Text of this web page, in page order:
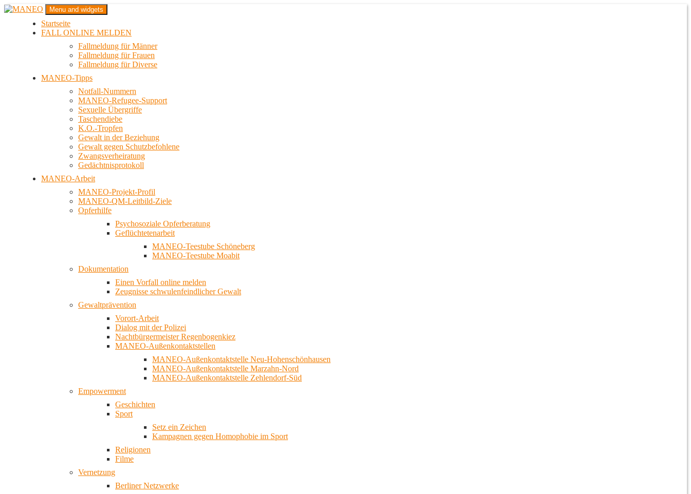
Zum
MANEO
Das schwule Anti-Gewalt-Projekt in Berlin
Menu and widgets
Startseite
FALL ONLINE MELDEN
Fallmeldung für Männer
Fallmeldung für Frauen
Fallmeldung für Diverse
MANEO-Tipps
Notfall-Nummern
MANEO-Refugee-Support
Sexuelle Übergriffe
Taschendiebe
K.O.-Tropfen
Gewalt in der Beziehung
Gewalt gegen Schutzbefohlene
Zwangsverheiratung
Gedächtnisprotokoll
MANEO-Arbeit
MANEO-Projekt-Profil
MANEO-QM-Leitbild-Ziele
Opferhilfe
Psychosoziale Opferberatung
Geflüchtetenarbeit
MANEO-Teestube Schöneberg
MANEO-Teestube Moabit
Dokumentation
Einen Vorfall online melden
Zeugnisse schwulenfeindlicher Gewalt
Gewaltprävention
Vorort-Arbeit
Dialog mit der Polizei
Nachtbürgermeister Regenbogenkiez
MANEO-Außenkontaktstellen
MANEO-Außenkontaktstelle Neu-Hohenschönhausen
MANEO-Außenkontaktstelle Marzahn-Nord
MANEO-Außenkontaktstelle Zehlendorf-Süd
Empowerment
Geschichten
Sport
Setz ein Zeichen
Kampagnen gegen Homophobie im Sport
Religionen
Filme
Vernetzung
Berliner Netzwerke